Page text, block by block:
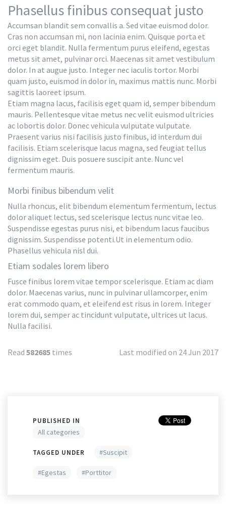
Phasellus finibus consequat justo
Accumsan blandit sem convallis a. Sed vitae euismod dolor.
Cras non accumsan mi, non lacinia enim. Quisque porta et
orci eget blandit. Nulla fermentum purus eleifend, egestas
metus sit amet, pulvinar orci. Maecenas sit amet vestibulum
dolor. In at augue justo. Integer nec iaculis tortor. Morbi
quam justo, euismod in dolor in, maximus mattis nunc. Morbi
sagittis laoreet ipsum.
Etiam magna lacus, facilisis eget quam id, semper bibendum
mauris. Pellentesque vitae metus nec velit euismod ultricies
ac lobortis dolor. Donec vehicula vulputate vulputate.
Praesent varius nisi facilisis justo finibus, id interdum dui
facilisis. Etiam scelerisque lacus magna, sed feugiat tellus
dignissim eget. Duis posuere suscipit ante. Nunc vel
fermentum mauris.
Morbi finibus bibendum velit
Nulla rhoncus, elit bibendum elementum fermentum, lectus
dolor aliquet lectus, sed scelerisque lectus nunc vitae leo.
Suspendisse egestas purus nisi, et bibendum lacus faucibus
dignissim. Suspendisse potenti.Ut in elementum odio.
Phasellus vehicula nisl dui.
Etiam sodales lorem libero
Fusce finibus lorem vitae tempor scelerisque. Etiam ac diam
dolor. Maecenas varius, nunc in pulvinar ullamcorper, enim
erat commodo quam, et eleifend est risus in lorem. Integer
lorem dui, semper ac tincidunt vulputate, ultrices ut lacus.
Nulla facilisi.
Read 582685 times Last modified on 24 Jun 2017
PUBLISHED IN
All categories
TAGGED UNDER Suscipit
Egestas Porttitor